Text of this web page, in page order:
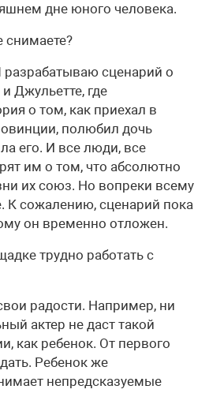
дне юного человека.
снимаете?
сценарий о
Джульетте, где
о том, как приехал в
полюбил дочь
его. И все люди, все
им о том, что абсолютно
их союз. Но вопреки всему
К сожалению, сценарий пока
он временно отложен.
трудно работать с
радости. Например, ни
актер не даст такой
как ребенок. От первого
Ребенок же
непредсказуемые